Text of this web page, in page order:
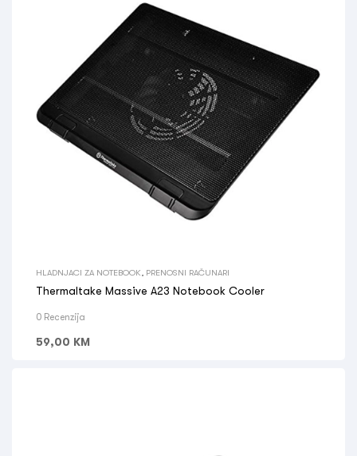
HLADNJACI ZA NOTEBOOK PRENOSNI RAČUNARI
Thermaltake Massive A23 Notebook Cooler
0 Recenzija
59,00 KM